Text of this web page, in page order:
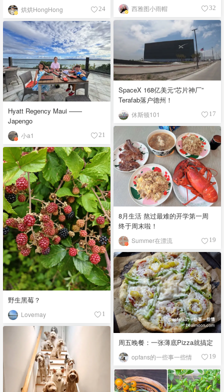
烘烘HongHong 24 西雅图小雨帽 32
SpaceX 168亿美元“芯片神厂”
Terafab落户德州！
休斯顿101 17
Hyatt Regency Maui ——
Japengo
小a1 21
8月生活 熬过最难的开学第一周
终于周末啦！
Summer在漂流 19
野生黑莓？
Lovemay 1
周五晚餐：一张薄底Pizza就搞定
opfans的一些事一些情 19